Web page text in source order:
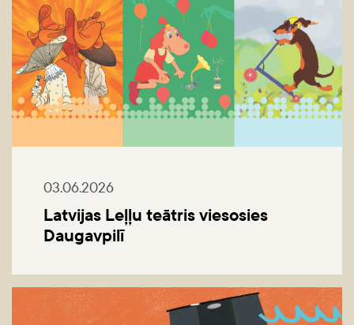
03.06.2026
Latvijas Leļļu teātris viesosies
Daugavpilī